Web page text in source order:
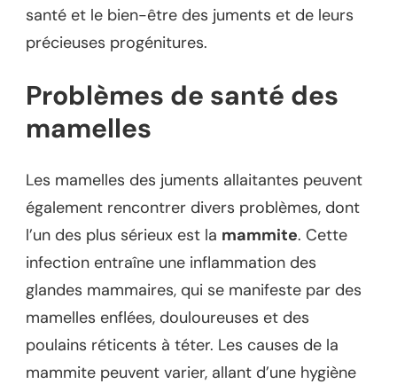
santé et le bien-être des juments et de leurs
précieuses progénitures.
Problèmes de santé des
mamelles
Les mamelles des juments allaitantes peuvent
également rencontrer divers problèmes, dont
l’un des plus sérieux est la mammite. Cette
infection entraîne une inflammation des
glandes mammaires, qui se manifeste par des
mamelles enflées, douloureuses et des
poulains réticents à téter. Les causes de la
mammite peuvent varier, allant d’une hygiène